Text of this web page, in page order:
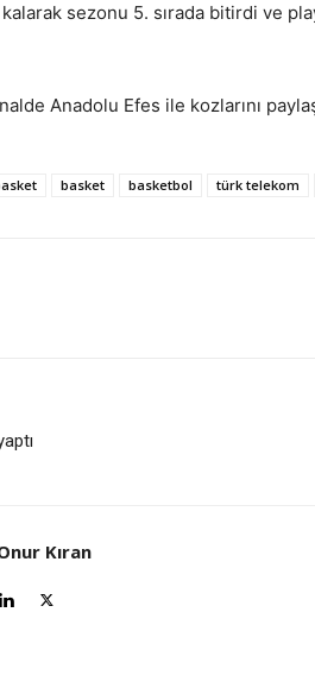
sezonu 5. sırada bitirdi ve
Anadolu Efes ile kozlarını
basket basketbol türk telekom
Kıran